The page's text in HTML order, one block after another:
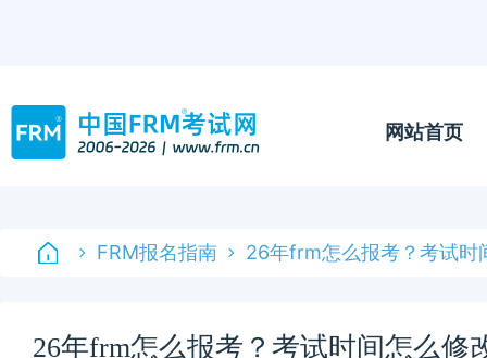
网站首页
FRM报名指南 26年frm怎么报考？考试时
26年frm怎么报考？考试时间怎么修